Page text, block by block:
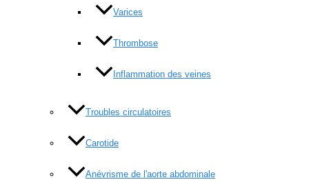
Varices
Thrombose
Inflammation des veines
Troubles circulatoires
Carotide
Anévrisme de l'aorte abdominale